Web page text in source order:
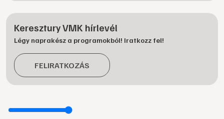
Keresztury VMK hírlevél
Légy naprakész a programokból! Iratkozz fel!
FELIRATKOZÁS